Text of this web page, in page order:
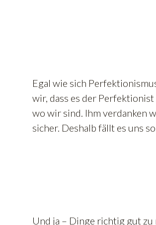
Egal wie sich
wir, dass es der
wo wir sind. Ihm verdanken
sicher. Deshalb fällt es uns
Und ja – Dinge richtig gut